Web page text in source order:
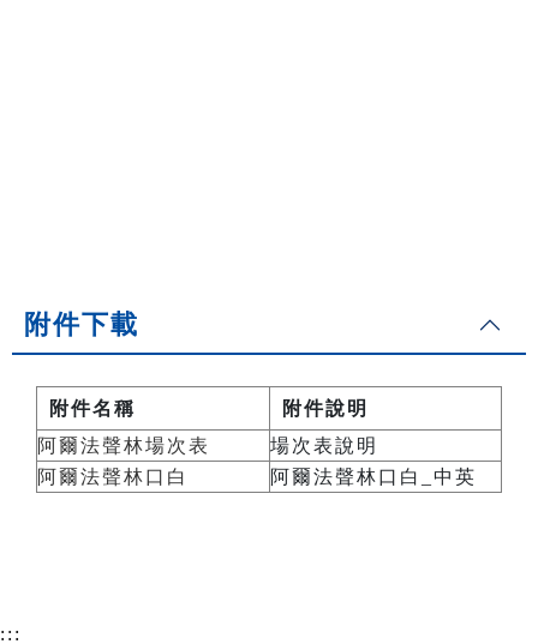
附件下載
附件名稱
附件說明
阿爾法聲林場次表
場次表說明
阿爾法聲林口白
阿爾法聲林口白_中英
:::